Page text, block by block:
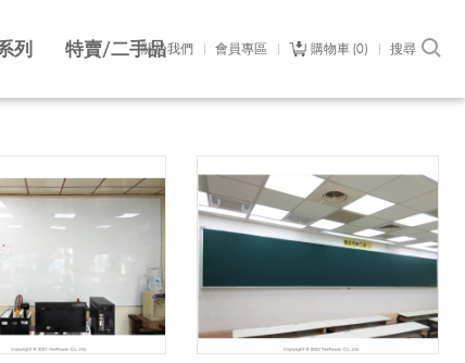
關於我們 會員專區 購物車 0 搜尋
列 特賣/二手品